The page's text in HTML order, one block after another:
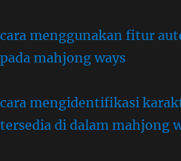
cara menggunakan fitur
pada mahjong ways
cara mengidentifikasi
tersedia di dalam mahjong